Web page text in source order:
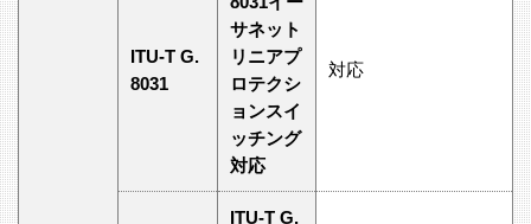
ITU-T G.
8031
サネット
リニアプ
ロテクシ
ョンスイ
ッチング
対応
対応
ITU-T G.